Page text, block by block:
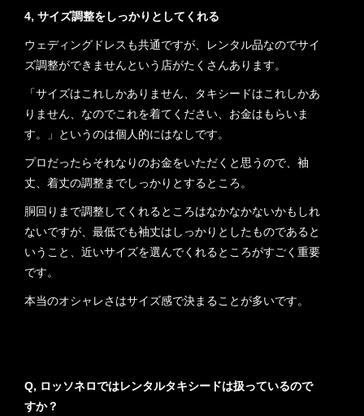
4, サイズ調整をしっかりとしてくれる
ウェディングドレスも共通ですが、レンタル品なのでサイ
ズ調整ができませんという店がたくさんあります。
「サイズはこれしかありません、タキシードはこれしかあ
りません、なのでこれを着てください、お金はもらいま
す。」というのは個人的にはなしです。
プロだったらそれなりのお金をいただくと思うので、袖
丈、着丈の調整までしっかりとするところ。
胴回りまで調整してくれるところはなかなかないかもしれ
ないですが、最低でも袖丈はしっかりとしたものであると
いうこと、近いサイズを選んでくれるところがすごく重要
です。
本当のオシャレさはサイズ感で決まることが多いです。
Q, ロッソネロではレンタルタキシードは扱っているので
すか？